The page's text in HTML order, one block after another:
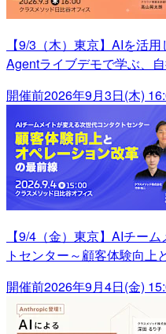
【9/3（木）東京】AIを活
Agentライブデモで学ぶ、
開催前2026年9月3日(木)
【9/4（金）東京】AIチー
トセンター～顧客体験向上
開催前2026年9月4日(金)